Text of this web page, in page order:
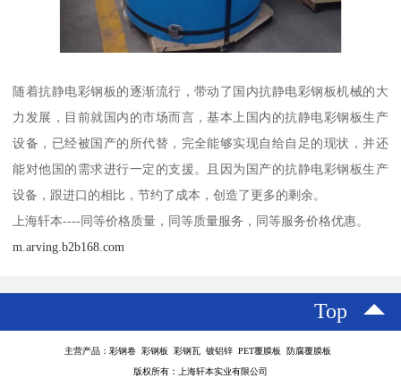
随着抗静电彩钢板的逐渐流行，带动了国内抗静电彩钢板机械的大
力发展，目前就国内的市场而言，基本上国内的抗静电彩钢板生产
设备，已经被国产的所代替，完全能够实现自给自足的现状，并还
能对他国的需求进行一定的支援。且因为国产的抗静电彩钢板生产
设备，跟进口的相比，节约了成本，创造了更多的剩余。
上海轩本----同等价格质量，同等质量服务，同等服务价格优惠。
m.arving.b2b168.com
Top
主营产品：彩钢卷 彩钢板 彩钢瓦 镀铝锌 PET覆膜板 防腐覆膜板
版权所有：上海轩本实业有限公司